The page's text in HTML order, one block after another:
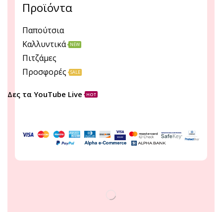
Προϊόντα
Παπούτσια
Καλλυντικά
NEW
Πιτζάμες
Προσφορές
SALE
Δες τα YouTube Live HOT